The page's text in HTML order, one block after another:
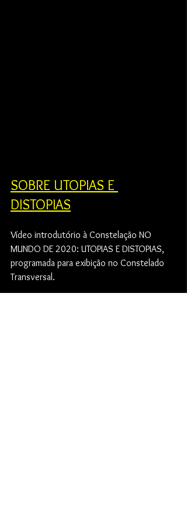
SOBRE UTOPIAS E
DISTOPIAS
Vídeo introdutório à Constelação NO
MUNDO DE 2020: UTOPIAS E DISTOPIAS,
programada para exibição no Constelado
Transversal.